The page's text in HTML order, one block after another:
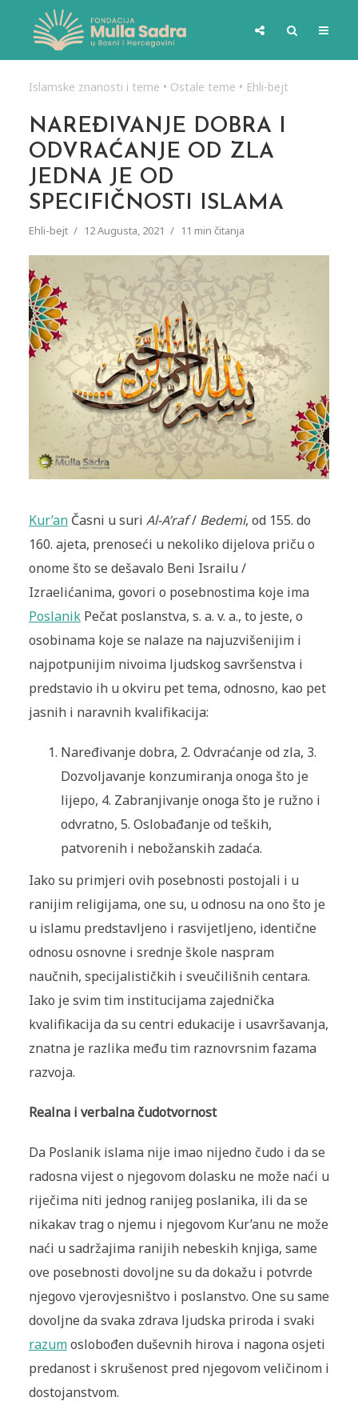
Islamske znanosti i teme • Ostale teme • Ehli-bejt
NAREĐIVANJE DOBRA I
ODVRAĆANJE OD ZLA
JEDNA JE OD
SPECIFIČNOSTI ISLAMA
Ehli-bejt 12 Augusta, 2021 11 min čitanja
Kur’anČasni u suri Al-A’raf/ Bedemi, od 155. do
160. ajeta, prenoseći u nekoliko dijelova priču o
onome što se dešavalo Beni Israilu /
Izraelićanima, govori o posebnostima koje ima
PoslanikPečat poslanstva, s. a. v. a., to jeste, o
osobinama koje se nalaze na najuzvišenijim i
najpotpunijim nivoima ljudskog savršenstva i
predstavio ih u okviru pet tema, odnosno, kao pet
jasnih i naravnih kvalifikacija:
Naređivanje dobra, 2. Odvraćanje od zla, 3.
Dozvoljavanje konzumiranja onoga što je
lijepo, 4. Zabranjivanje onoga što je ružno i
odvratno, 5. Oslobađanje od teških,
patvorenih i nebožanskih zadaća.
Iako su primjeri ovih posebnosti postojali i u
ranijim religijama, one su, u odnosu na ono što je
u islamu predstavljeno i rasvijetljeno, identične
odnosu osnovne i srednje škole naspram
naučnih, specijalističkih i sveučilišnih centara.
Iako je svim tim institucijama zajednička
kvalifikacija da su centri edukacije i usavršavanja,
znatna je razlika među tim raznovrsnim fazama
razvoja.
Realna i verbalna čudotvornost
Da Poslanik islama nije imao nijedno čudo i da se
radosna vijest o njegovom dolasku ne može naći u
riječima niti jednog ranijeg poslanika, ili da se
nikakav trag o njemu i njegovom Kur’anu ne može
naći u sadržajima ranijih nebeskih knjiga, same
ove posebnosti dovoljne su da dokažu i potvrde
njegovo vjerovjesništvo i poslanstvo. One su same
dovoljne da svaka zdrava ljudska priroda i svaki
razumoslobođen duševnih hirova i nagona osjeti
predanost i skrušenost pred njegovom veličinom i
dostojanstvom.